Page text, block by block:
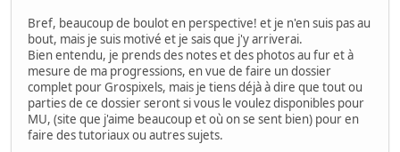
Bref, beaucoup de boulot en perspective! et je n'en suis pas au
bout, mais je suis motivé et je sais que j'y arriverai.
Bien entendu, je prends des notes et des photos au fur et à
mesure de ma progressions, en vue de faire un dossier
complet pour Grospixels, mais je tiens déjà à dire que tout ou
parties de ce dossier seront si vous le voulez disponibles pour
MU, (site que j'aime beaucoup et où on se sent bien) pour en
faire des tutoriaux ou autres sujets.